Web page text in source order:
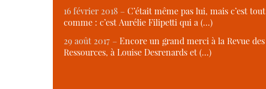
16 février 2018 – C’était même pas lui, mais c’est tout
comme : c’est Aurélie Filipetti qui a (…)
29 août 2017 – Encore un grand merci à la Revue des
Ressources, à Louise Desrenards et (…)